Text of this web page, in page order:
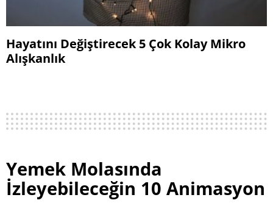
Hayatını Değiştirecek 5 Çok Kolay Mikro
Alışkanlık
Yemek Molasında
İzleyebileceğin 10 Animasyon